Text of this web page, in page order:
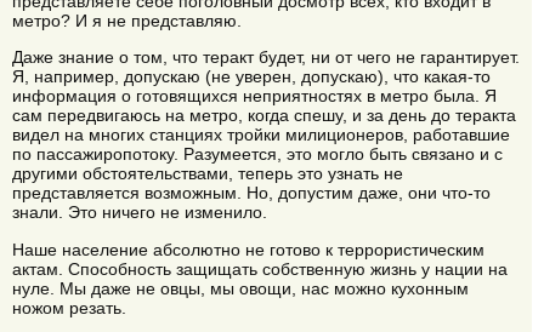
метро? И я не представляю.
Даже знание о том, что теракт будет, ни от чего не гарантирует.
Я, например, допускаю (не уверен, допускаю), что какая-то
информация о готовящихся неприятностях в метро была. Я
сам передвигаюсь на метро, когда спешу, и за день до теракта
видел на многих станциях тройки милиционеров, работавшие
по пассажиропотоку. Разумеется, это могло быть связано и с
другими обстоятельствами, теперь это узнать не
представляется возможным. Но, допустим даже, они что-то
знали. Это ничего не изменило.
Наше население абсолютно не готово к террористическим
актам. Способность защищать собственную жизнь у нации на
нуле. Мы даже не овцы, мы овощи, нас можно кухонным
ножом резать.